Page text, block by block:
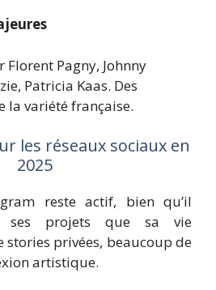
Florent Pagny, Johnny
Patricia Kaas. Des
la variété française.
les réseaux sociaux en
2025
reste actif, bien qu’il
ses projets que sa vie
stories privées, beaucoup de
artistique.